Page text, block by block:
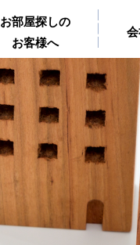
お部屋探しの
お客様へ